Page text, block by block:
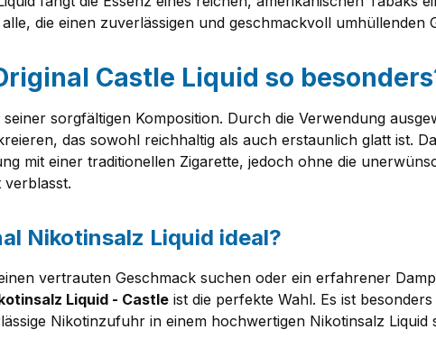
die einen zuverlässigen und geschmackvoll
Castle Liquid so
seiner sorgfältigen Komposition. Durch die Verwendung
das sowohl reichhaltig als auch erstaunlich glatt ist.
mit einer traditionellen Zigarette, jedoch ohne die
verblasst.
Nikotinsalz Liquid ideal?
vertrauten Geschmack suchen oder ein erfahrener
Liquid - Castle ist die perfekte Wahl. Es ist
Nikotinzufuhr in einem hochwertigen Nikotinsalz Liquid